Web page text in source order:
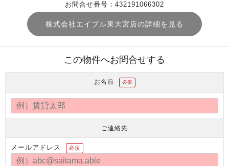
お問合せ番号：432191066302
株式会社エイブル東大宮店の詳細を見る
この物件へお問合せする
お名前 必須
ご連絡先
メールアドレス 必須